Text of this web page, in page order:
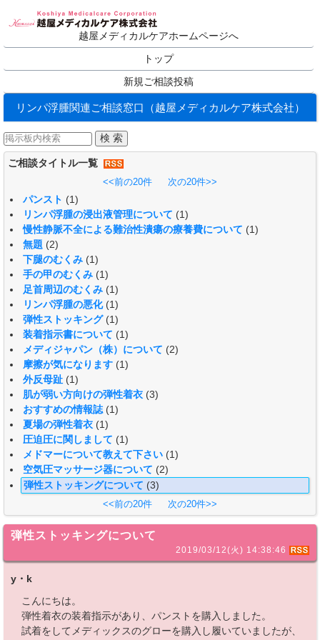
越屋メディカルケアホームページへ
トップ
新規ご相談投稿
リンパ浮腫関連ご相談窓口（越屋メディカルケア株式会社）
ご相談タイトル一覧
<<前の20件
次の20件>>
パンスト (1)
リンパ浮腫の浸出液管理について (1)
慢性静脈不全による難治性潰瘍の療養費について (1)
無題 (2)
下腿のむくみ (1)
手の甲のむくみ (1)
足首周辺のむくみ (1)
リンパ浮腫の悪化 (1)
弾性ストッキング (1)
装着指示書について (1)
メディジャパン（株）について (2)
摩擦が気になります (1)
外反母趾 (1)
肌が弱い方向けの弾性着衣 (3)
おすすめの情報誌 (1)
夏場の弾性着衣 (1)
圧迫圧に関しまして (1)
メドマーについて教えて下さい (1)
空気圧マッサージ器について (2)
弾性ストッキングについて (3)
<<前の20件
次の20件>>
弾性ストッキングについて
2019/03/12(火) 14:38:46
y・k
こんにちは。
弾性着衣の装着指示があり、パンストを購入しました。
試着をしてメディックスのグローを購入し履いていましたが、